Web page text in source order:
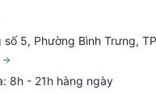
5, Phường Bình Trưng,
8h - 21h hàng ngày